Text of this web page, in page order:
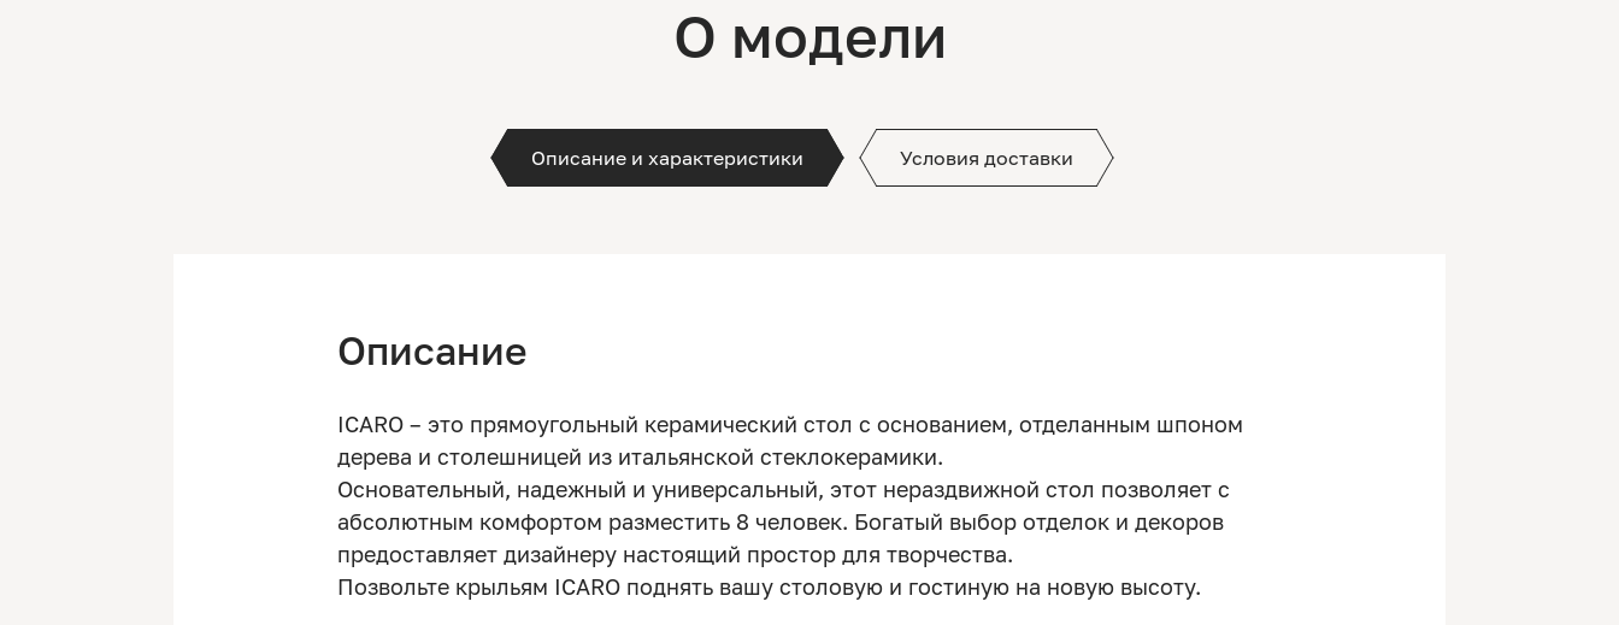
О модели
Описание и характеристики Условия доставки
Описание
ICARO – это прямоугольный керамический стол с основанием, отделанным шпоном
дерева и столешницей из итальянской стеклокерамики.
Основательный, надежный и универсальный, этот нераздвижной стол позволяет с
абсолютным комфортом разместить 8 человек. Богатый выбор отделок и декоров
предоставляет дизайнеру настоящий простор для творчества.
Позвольте крыльям ICARO поднять вашу столовую и гостиную на новую высоту.